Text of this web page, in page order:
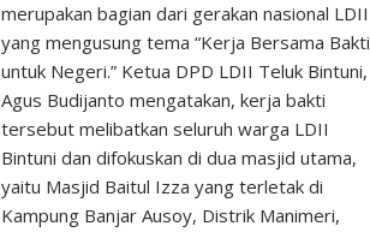
merupakan bagian dari gerakan nasional LDII
yang mengusung tema “Kerja Bersama Bakti
untuk Negeri.” Ketua DPD LDII Teluk Bintuni,
Agus Budijanto mengatakan, kerja bakti
tersebut melibatkan seluruh warga LDII
Bintuni dan difokuskan di dua masjid utama,
yaitu Masjid Baitul Izza yang terletak di
Kampung Banjar Ausoy, Distrik Manimeri,